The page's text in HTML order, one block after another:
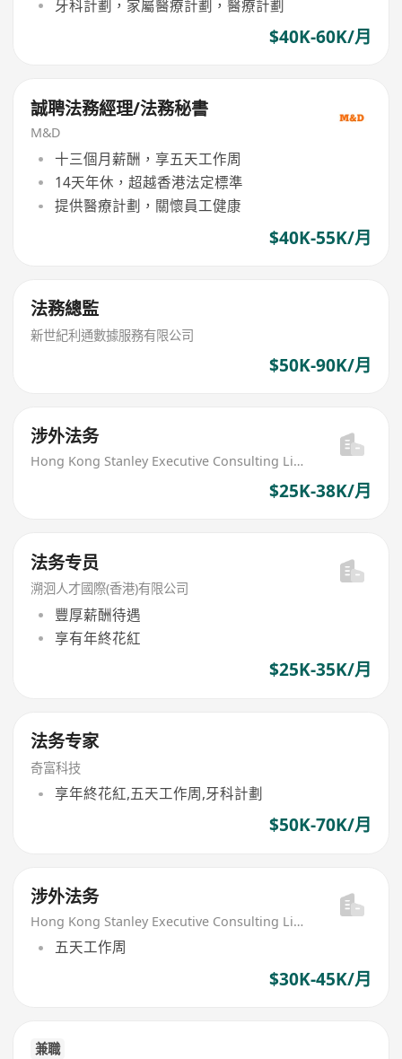
牙科計劃，家屬醫療計劃，醫療計劃
$40K-60K/月
誠聘法務經理/法務秘書
M&D
十三個月薪酬，享五天工作周
14天年休，超越香港法定標準
提供醫療計劃，關懷員工健康
$40K-55K/月
法務總監
新世紀利通數據服務有限公司
$50K-90K/月
涉外法务
Hong Kong Stanley Executive Consulting Limited
$25K-38K/月
法务专员
溯洄人才國際(香港)有限公司
豐厚薪酬待遇
享有年終花紅
$25K-35K/月
法务专家
奇富科技
享年終花紅,五天工作周,牙科計劃
$50K-70K/月
涉外法务
Hong Kong Stanley Executive Consulting Limited
五天工作周
$30K-45K/月
兼職